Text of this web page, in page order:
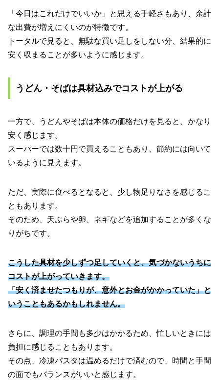
「今日はこれだけでいいか」と思える手軽さもあり、余計
な出費が増えにくいのが特徴です。
トータルで見ると、無駄な買い足しをしない分、結果的に
安く収まることが多いように感じます。
うどん・そばは具材込みでコストが上がる
一方で、うどんやそばは本体の価格だけを見ると、かなり
安く感じます。
スーパーでは数十円で買えることもあり、節約には向いて
いるように見えます。
ただ、実際に食べるとなると、少し物足りなさを感じるこ
ともあります。
そのため、天ぷらや卵、ネギなどを追加することが多くな
りがちです。
こうした具材を少しずつ足していくと、気づかないうちに
コストが上がっていきます。
「安く済ませたつもりが、意外とお金がかかっていた」と
いうこともあるかもしれません。
さらに、調理の手間も多少はかかるため、忙しいときには
負担に感じることもあります。
その点、冷凍パスタは温めるだけで済むので、時間と手間
の面でもバランスがいいと感じます。